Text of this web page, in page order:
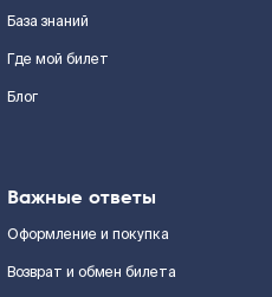
База знаний
Где мой билет
Блог
Важные ответы
Оформление и покупка
Возврат и обмен билета